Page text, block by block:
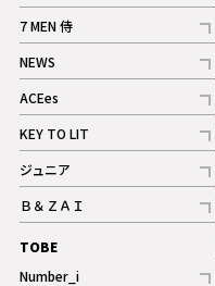
記事
7 MEN 侍
記事
NEWS
記事
ACEes
記事
KEY TO LIT
記事
ジュニア
記事
Ｂ＆ＺＡＩ
記事
TOBE
Number_i